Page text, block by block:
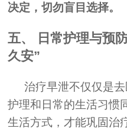
决定，切勿盲目选择。
五、 日常护理与预
久安”
治疗早泄不仅仅是
护理和日常的生活习惯
生活方式，才能巩固治